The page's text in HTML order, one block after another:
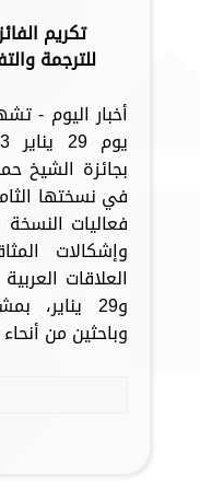
تكريم
للترجمة
أخبار اليوم -
بجائزة الشيخ
في نسختها
فعاليات
وإشكالات
و29
وباحثين من